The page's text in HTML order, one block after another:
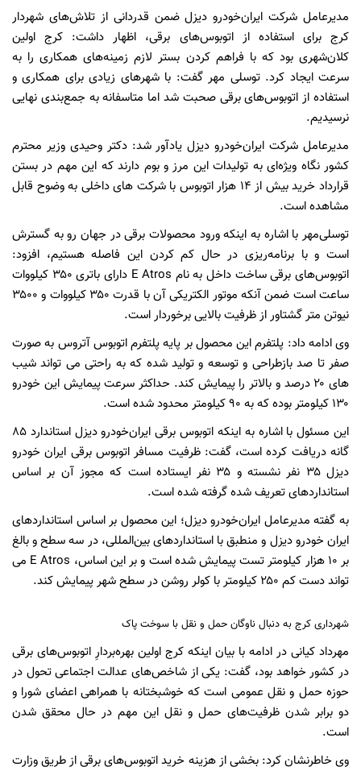
مدیرعامل شرکت ایران‌خودرو دیزل ضمن قدردانی از تلاش‌های شهردار
کرج برای استفاده از اتوبوس‌های برقی، اظهار داشت: کرج اولین
کلان‌شهری بود که با فراهم کردن بستر لازم زمینه‌های همکاری‌ را به
سرعت ایجاد کرد. توسلی مهر گفت: با شهرهای زیادی برای همکاری و
استفاده از اتوبوس‌های برقی صحبت شد اما متاسفانه به جمع‌بندی نهایی
نرسیدیم.
مدیرعامل شرکت ایران‌خودرو دیزل یادآور شد: دکتر وحیدی وزیر محترم
کشور نگاه ویژه‌ای به تولیدات این مرز و بوم دارند که این مهم در بستن
قرارداد خرید بیش از ۱۴ هزار اتوبوس با شرکت ‌های داخلی به وضوح قابل
مشاهده است.
توسلی‌مهر با اشاره به اینکه ورود محصولات برقی در جهان رو به گسترش
است و با برنامه‌ریزی در حال کم کردن این فاصله هستیم، افزود:
اتوبوس‌های برقی ساخت داخل به نام E Atros دارای باتری ۳۵۰ کیلووات
ساعت است ضمن آنکه موتور الکتریکی آن با قدرت ۳۵۰ کیلووات و ۳۵۰۰
نیوتن متر گشتاور از ظرفیت بالایی برخوردار است.
وی ادامه داد: پلتفرم این محصول بر پایه پلتفرم اتوبوس آتروس به صورت
صفر تا صد بازطراحی و توسعه و تولید شده که به راحتی می تواند شیب
های ۲۰ درصد و بالاتر را پیمایش کند. حداکثر سرعت پیمایش این خودرو
۱۳۰ کیلومتر بوده که به ۹۰ کیلومتر محدود شده است.
این مسئول با اشاره به اینکه اتوبوس برقی ایران‌خودرو دیزل استاندارد ۸۵
گانه دریافت کرده است، گفت: ظرفیت مسافر اتوبوس برقی ایران خودرو
دیزل ۳۵ نفر نشسته و ۳۵ نفر ایستاده است که مجوز آن بر اساس
استانداردهای تعریف شده گرفته شده است.
به گفته مدیرعامل ایران‌خودرو دیزل؛ این محصول بر اساس استانداردهای
ایران خودرو دیزل و منطبق با استانداردهای بین‌المللی، در سه سطح و بالغ
بر ۱۰ هزار کیلومتر تست پیمایش شده است و بر این اساس، E Atros می
تواند دست کم ۲۵۰ کیلومتر با کولر روشن در سطح شهر پیمایش کند.
شهرداری کرج به دنبال ناوگان حمل و نقل با سوخت پاک
مهرداد کیانی در ادامه با بیان اینکه کرج اولین بهره‌بردارِ اتوبوس‌های برقی
در کشور خواهد بود، گفت: یکی از شاخص‌های عدالت اجتماعی تحول در
حوزه حمل و نقل عمومی است که خوشبختانه با همراهی اعضای شورا و
دو برابر شدن ظرفیت‌های حمل و نقل این مهم در حال محقق شدن
است.
وی خاطرنشان کرد: بخشی از هزینه خرید اتوبوس‌های برقی از طریق وزارت